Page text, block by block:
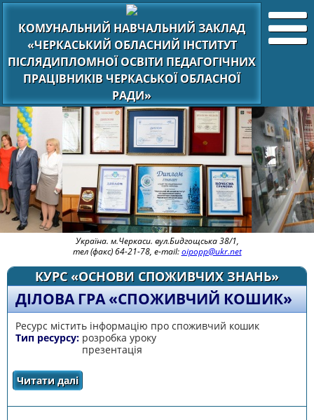
КОМУНАЛЬНИЙ НАВЧАЛЬНИЙ ЗАКЛАД
«ЧЕРКАСЬКИЙ ОБЛАСНИЙ ІНСТИТУТ
ПІСЛЯДИПЛОМНОЇ ОСВІТИ ПЕДАГОГІЧНИХ
ПРАЦІВНИКІВ ЧЕРКАСЬКОЇ ОБЛАСНОЇ
РАДИ»
Україна. м.Черкаси. вул.Бидгощська 38/1,
тел (факс) 64-21-78, e-mail:oipopp@ukr.net
КУРС «ОСНОВИ СПОЖИВЧИХ ЗНАНЬ»
ДІЛОВА ГРА «СПОЖИВЧИЙ КОШИК»
Ресурс містить інформацію про споживчий кошик
Тип ресурсу: розробка уроку
презентація
Читати даліпро Ділова гра «Споживчий кошик»